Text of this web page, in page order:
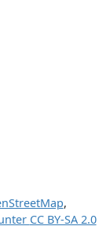
,
CC BY-SA 2.0